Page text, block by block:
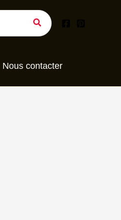
Nous contacter